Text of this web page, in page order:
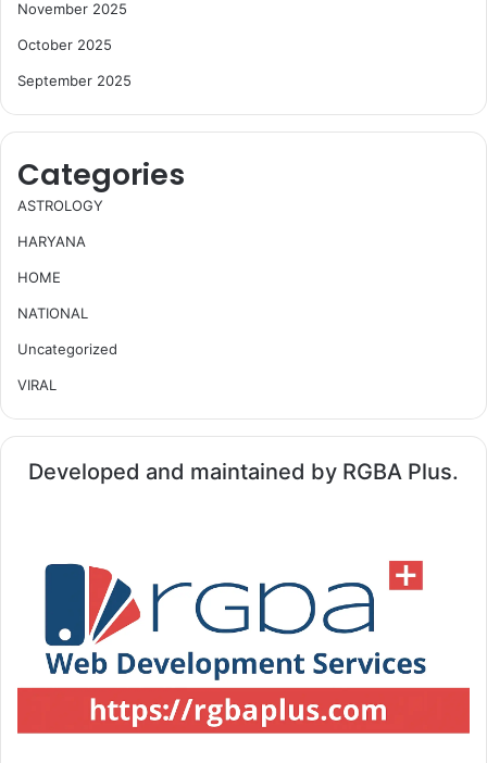
November 2025
October 2025
September 2025
Categories
ASTROLOGY
HARYANA
HOME
NATIONAL
Uncategorized
VIRAL
Developed and maintained by RGBA Plus.